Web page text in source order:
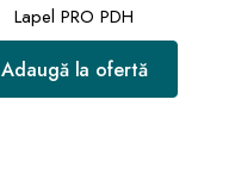
Lapel PRO PDH
Adaugă la ofertă